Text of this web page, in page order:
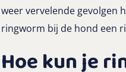
weer vervelende gevolgen
ringworm bij de hond een
Hoe kun je